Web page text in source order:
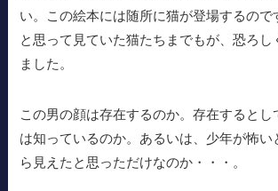
い。この絵本には随所に猫が登場するので
と思って見ていた猫たちまでもが、恐ろし
ました。
この男の顔は存在するのか。存在するとし
は知っているのか。あるいは、少年が怖い
ら見えたと思っただけなのか・・・。